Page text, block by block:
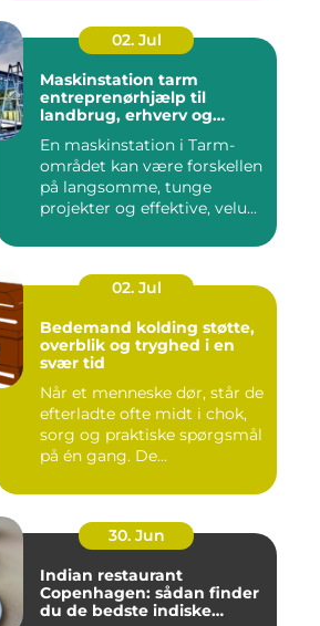
02. Jul
Maskinstation tarm
entreprenørhjælp til
landbrug, erhverv og
En maskinstation i Tarm-
området kan være forskellen
på langsomme, tunge
projekter og effektive, velu...
02. Jul
Bedemand kolding støtte,
overblik og tryghed i en
svær tid
Når et menneske dør, står de
efterladte ofte midt i chok,
sorg og praktiske spørgsmål
på én gang. De...
30. Jun
Indian restaurant
Copenhagen: sådan finder
du de bedste indiske